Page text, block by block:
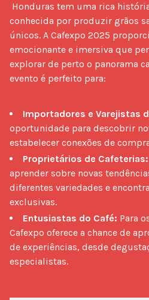
conhecida por produzir grãos
únicos. A Cafexpo 2025
emocionante e imersiva que
explorar de perto o panorama
evento é perfeito para:
Importadores e Varejistas
oportunidade para descobrir
estabelecer conexões de
Proprietários de Cafeterias:
aprender sobre novas
diferentes variedades e
exclusivas.
Entusiastas do Café: Para
Cafexpo oferece a chance de
de experiências, desde
especialistas.